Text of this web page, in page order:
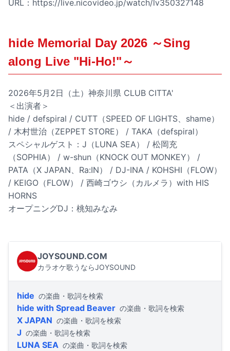
URL： https://live.nicovideo.jp/watch/lv350327148
hide Memorial Day 2026 ～Sing
along Live "Hi-Ho!"～
2026年5月2日（土）神奈川県 CLUB CITTA'
＜出演者＞
hide / defspiral / CUTT（SPEED OF LIGHTS、shame）
/ 木村世治（ZEPPET STORE） / TAKA（defspiral）
スペシャルゲスト：J（LUNA SEA） / 松岡充
（SOPHIA） / w-shun（KNOCK OUT MONKEY） /
PATA（X JAPAN、Ra:IN） / DJ-INA / KOHSHI（FLOW）
/ KEIGO（FLOW） / 西崎ゴウシ（カルメラ）with HIS
HORNS
オープニングDJ：桃知みなみ
JOYSOUND.COM
カラオケ歌うならJOYSOUND
hide の楽曲・歌詞を検索
hide with Spread Beaver の楽曲・歌詞を検索
X JAPAN の楽曲・歌詞を検索
J の楽曲・歌詞を検索
LUNA SEA の楽曲・歌詞を検索